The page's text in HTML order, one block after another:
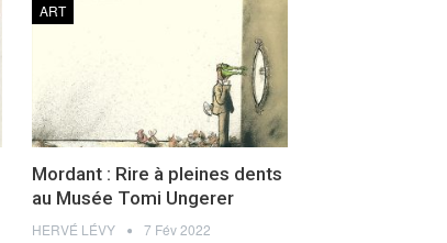
ART
Mordant : Rire à pleines dents
au Musée Tomi Ungerer
HERVÉ LÉVY 7 Fév 2022